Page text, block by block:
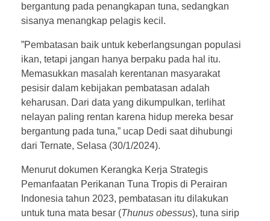
bergantung pada penangkapan tuna, sedangkan
sisanya menangkap pelagis kecil.
”Pembatasan baik untuk keberlangsungan populasi
ikan, tetapi jangan hanya berpaku pada hal itu.
Memasukkan masalah kerentanan masyarakat
pesisir dalam kebijakan pembatasan adalah
keharusan. Dari data yang dikumpulkan, terlihat
nelayan paling rentan karena hidup mereka besar
bergantung pada tuna,” ucap Dedi saat dihubungi
dari Ternate, Selasa (30/1/2024).
Menurut dokumen Kerangka Kerja Strategis
Pemanfaatan Perikanan Tuna Tropis di Perairan
Indonesia tahun 2023, pembatasan itu dilakukan
untuk tuna mata besar (Thunus obessus), tuna sirip